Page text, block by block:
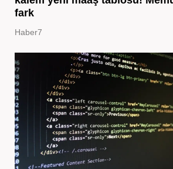
fark
Haber7